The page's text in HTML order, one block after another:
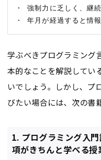
・ 強制力に乏しく、継
学ぶべきプログラミング
本的なことを解説してい
いでしょう。しかし、プ
びたい場合には、次の書
1. プログラミング入門
項がきちんと学べる授